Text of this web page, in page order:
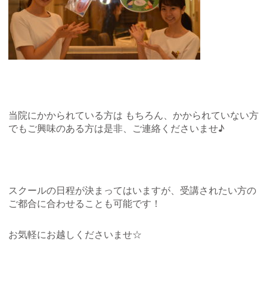
当院にかかられている方は もちろん、かかられていない方
でもご興味のある方は是非、ご連絡くださいませ♪
スクールの日程が決まってはいますが、受講されたい方の
ご都合に合わせることも可能です！
お気軽にお越しくださいませ☆